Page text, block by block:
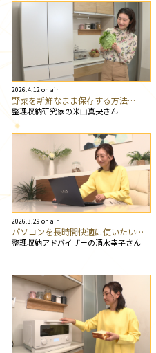
2026.4.12 on air
野菜を新鮮なまま保存する方法…
整理収納研究家の米山真央さん
2026.3.29 on air
パソコンを長時間快適に使いたい…
整理収納アドバイザーの清水幸子さん